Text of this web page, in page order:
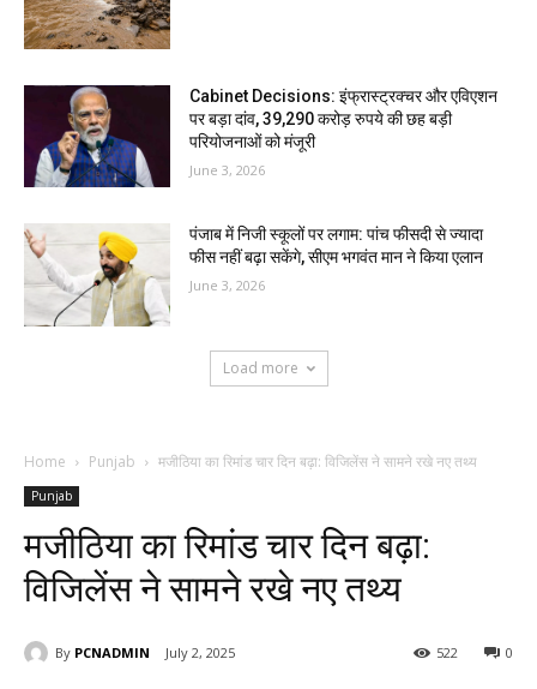
Cabinet Decisions: इंफ्रास्ट्रक्चर और एविएशन
पर बड़ा दांव, 39,290 करोड़ रुपये की छह बड़ी
परियोजनाओं को मंजूरी
June 3, 2026
पंजाब में निजी स्कूलों पर लगाम: पांच फीसदी से ज्यादा
फीस नहीं बढ़ा सकेंगे, सीएम भगवंत मान ने किया एलान
June 3, 2026
Load more